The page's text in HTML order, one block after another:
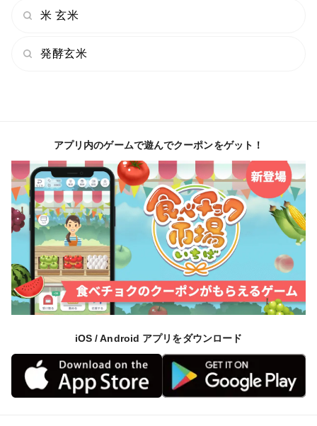
米 玄米
発酵玄米
アプリ内のゲームで遊んでクーポンをゲット！
iOS / Android アプリをダウンロード